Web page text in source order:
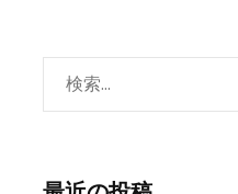
検
索: